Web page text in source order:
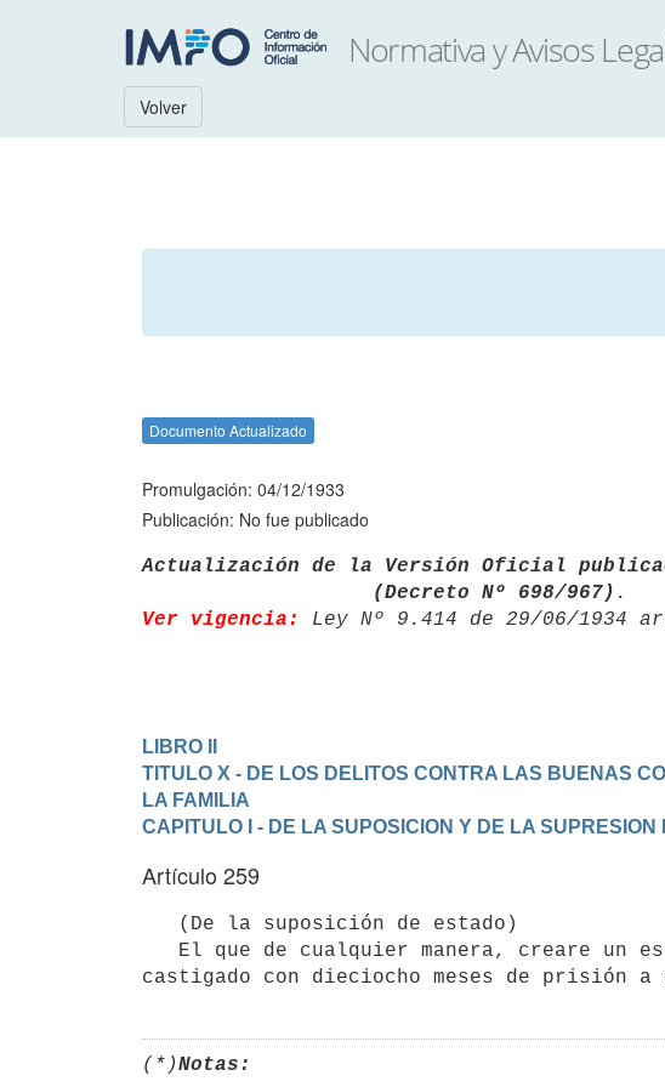
Volver
Documento Actualizado
Promulgación: 04/12/1933
Publicación: No fue publicado
Actualización de la Versión Oficial
                   (Decreto Nº 698/967)
Ver vigencia:
Ley Nº 9.414 de 29/06/1934
LIBRO II
TITULO X - DE LOS DELITOS CONTRA LAS BUENAS
LA FAMILIA
CAPITULO I - DE LA SUPOSICION Y DE LA SUPRESION
Artículo 259
castigado con dieciocho meses de prisión
(*)Notas: